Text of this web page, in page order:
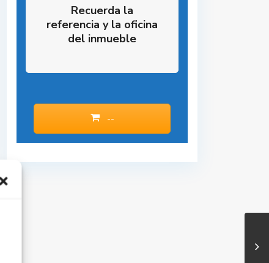
Recuerda la
referencia y la oficina
del inmueble
--